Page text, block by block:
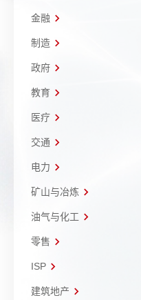
金融
制造
政府
教育
医疗
交通
电力
矿山与冶炼
油气与化工
零售
ISP
建筑地产